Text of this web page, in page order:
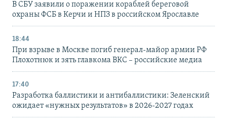
В СБУ заявили о поражении кораблей береговой
охраны ФСБ в Керчи и НПЗ в российском Ярославле
18:44
При взрыве в Москве погиб генерал-майор армии РФ
Плохотнюк и зять главкома ВКС – российские медиа
17:40
Разработка баллистики и антибаллистики: Зеленский
ожидает «нужных результатов» в 2026-2027 годах